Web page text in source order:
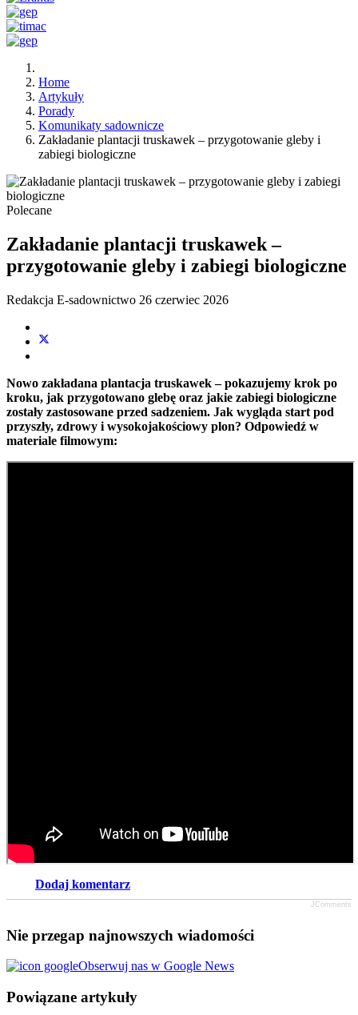
Home
Artykuły
Porady
Komunikaty sadownicze
Zakładanie plantacji truskawek – przygotowanie gleby i
zabiegi biologiczne
Polecane
Zakładanie plantacji truskawek –
przygotowanie gleby i zabiegi biologiczne
Redakcja E-sadownictwo 26 czerwiec 2026
Nowo zakładana plantacja truskawek – pokazujemy krok po
kroku, jak przygotowano glebę oraz jakie zabiegi biologiczne
zostały zastosowane przed sadzeniem. Jak wygląda start pod
przyszły, zdrowy i wysokojakościowy plon? Odpowiedź w
materiale filmowym:
Dodaj komentarz
JComments
Nie przegap najnowszych wiadomości
Obserwuj nas w Google News
Powiązane artykuły